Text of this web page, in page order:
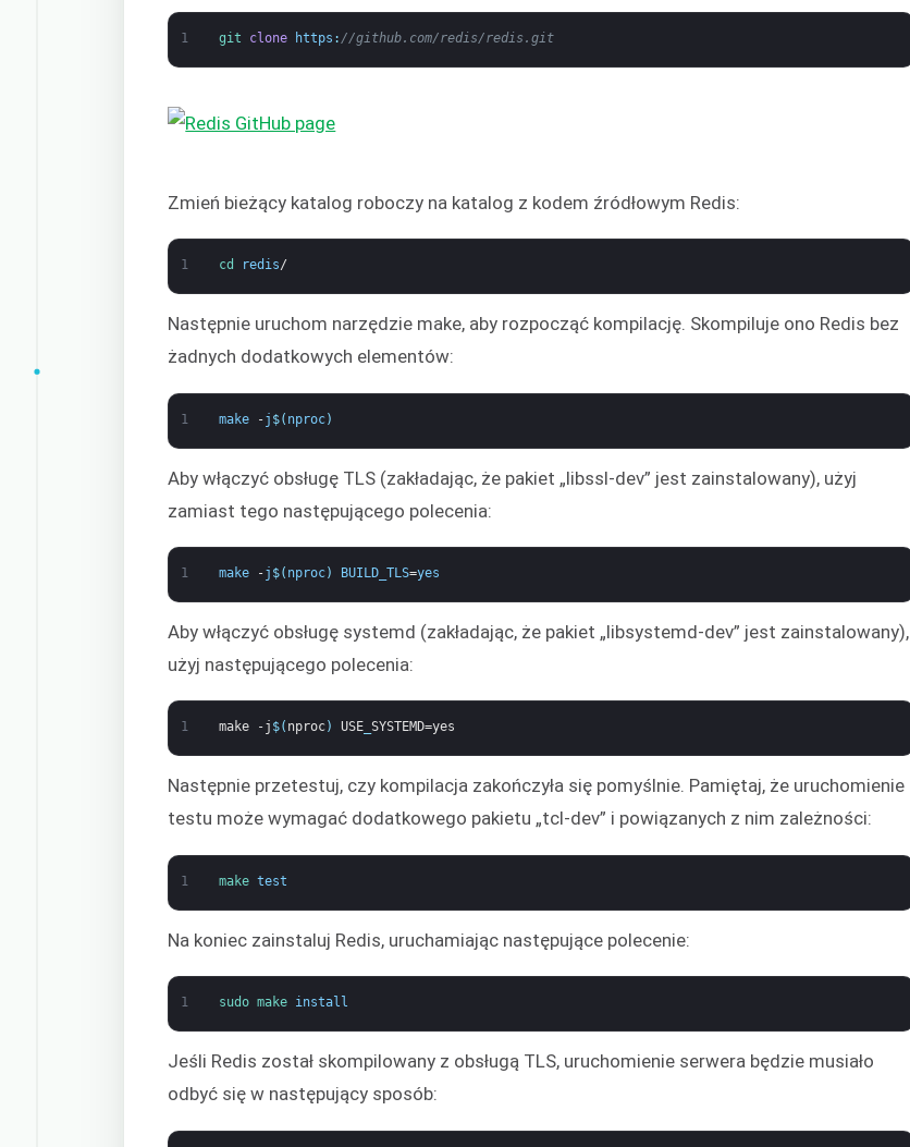
1 git clone https : //github.com/redis/redis.git
Zmień bieżący katalog roboczy na katalog z kodem źródłowym Redis:
1 cd redis/
Następnie uruchom narzędzie make, aby rozpocząć kompilację. Skompiluje ono Redis bez
żadnych dodatkowych elementów:
1 make -j $( nproc)
Aby włączyć obsługę TLS (zakładając, że pakiet „libssl-dev” jest zainstalowany), użyj
zamiast tego następującego polecenia:
1 make -j $( nproc) BUILD_TLS=yes
Aby włączyć obsługę systemd (zakładając, że pakiet „libsystemd-dev” jest zainstalowany),
użyj następującego polecenia:
1 make -j $( nproc) USE_ SYSTEMD=yes
Następnie przetestuj, czy kompilacja zakończyła się pomyślnie. Pamiętaj, że uruchomienie
testu może wymagać dodatkowego pakietu „tcl-dev” i powiązanych z nim zależności:
1 make test
Na koniec zainstaluj Redis, uruchamiając następujące polecenie:
1 sudo make install
Jeśli Redis został skompilowany z obsługą TLS, uruchomienie serwera będzie musiało
odbyć się w następujący sposób: